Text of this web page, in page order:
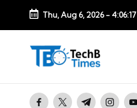
Skip
content
Thu, Aug 6, 2026-
T
e
c
facebook.com
twitter.com
t.me